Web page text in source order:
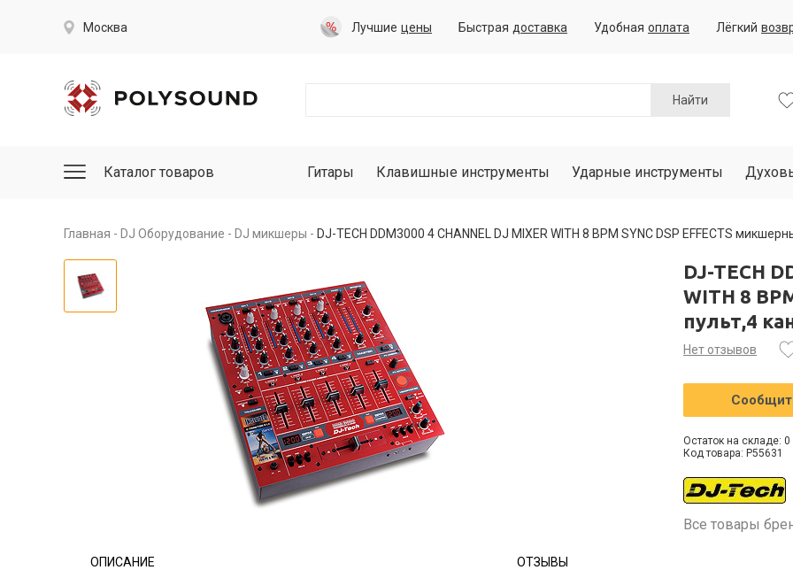
Москва Лучшие цены Быстрая доставка Удобная оплата Лёгкий
Найти
Каталог товаров Гитары Клавишные инструменты Ударные инструменты
Главная DJ Оборудование DJ микшеры DJ-TECH DDM3000 4 CHANNEL DJ MIXER WITH 8 BPM SYNC DSP EFFECTS
ОПИСАНИЕ ОТЗЫВЫ
DJ-TECH
WITH 8
пульт,4
Нет отзывов
Остаток на складе: 0
Код товара: P55631
Все товары